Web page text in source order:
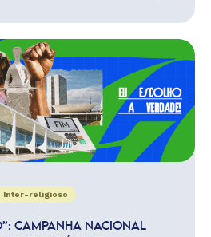
Inter-religioso
CAMPANHA NACIONAL